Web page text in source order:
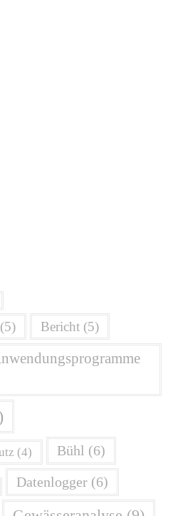
(5) Bericht (5)
(4) Bühl (6)
Datenlogger (6)